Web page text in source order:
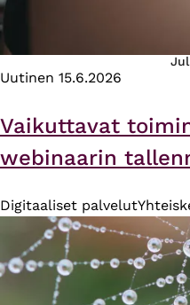
Uutinen 15.6.2026
Vaikuttavat
webinaarin
Digitaaliset palvelut